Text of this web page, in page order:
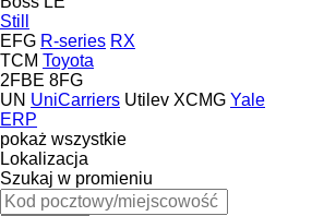
Still
EFG R-series RX
TCM Toyota
2FBE 8FG
UN UniCarriers Utilev XCMG Yale
ERP
pokaż wszystkie
Lokalizacja
Szukaj w promieniu